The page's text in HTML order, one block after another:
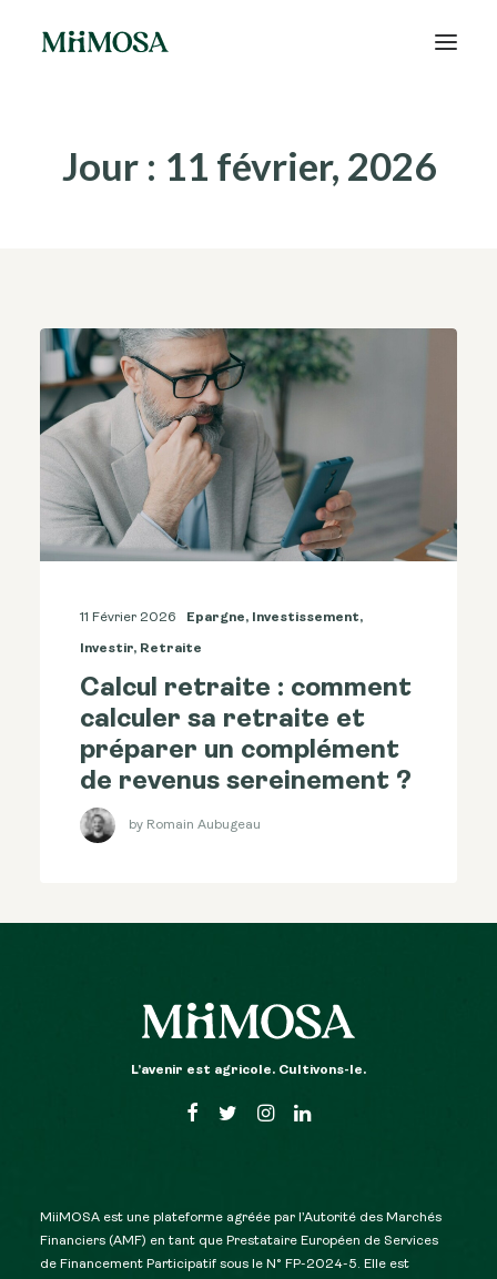
Épargne
Recherche
Jour : 11 février, 2026
11 Février 2026 Epargne, Investissement,
Investir, Retraite
Calcul retraite : comment
calculer sa retraite et
préparer un complément
de revenus sereinement ?
by Romain Aubugeau
L’avenir est agricole. Cultivons-le.
MiiMOSA est une plateforme agréée par l’Autorité des Marchés
Financiers (AMF) en tant que Prestataire Européen de Services
de Financement Participatif sous le N° FP-2024-5. Elle est